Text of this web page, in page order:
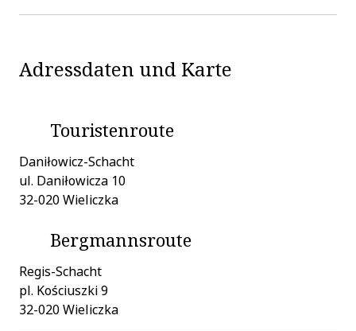
Adressdaten und Karte
Touristenroute
Daniłowicz-Schacht
ul. Daniłowicza 10
32-020 Wieliczka
Bergmannsroute
Regis-Schacht
pl. Kościuszki 9
32-020 Wieliczka